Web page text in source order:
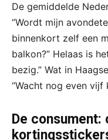
De gemiddelde
“Wordt mijn
binnenkort zelf een
balkon?” Helaas is
bezig.” Wat in
“Wacht nog even vijf
De